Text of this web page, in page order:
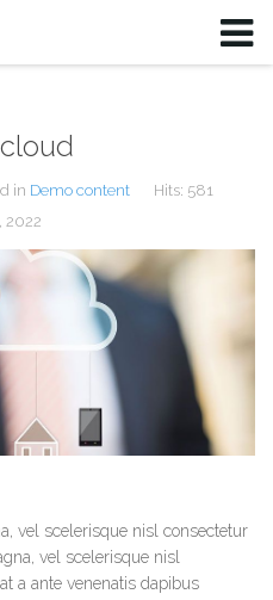
in Demo content
Hits: 581
2022
vel scelerisque nisl consectetur
vel scelerisque nisl
a ante venenatis dapibus